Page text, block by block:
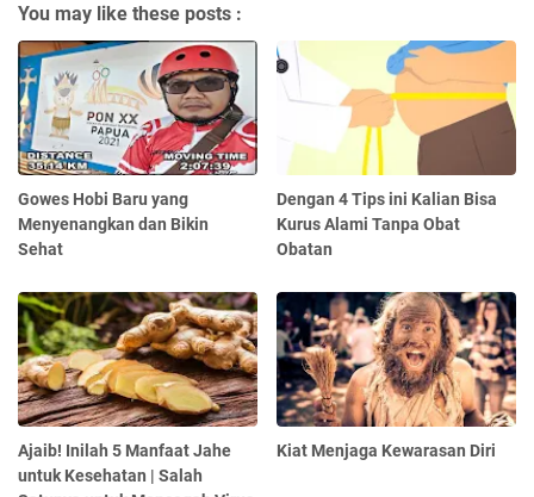
You may like these posts :
Gowes Hobi Baru yang
Menyenangkan dan Bikin
Sehat
Dengan 4 Tips ini Kalian Bisa
Kurus Alami Tanpa Obat
Obatan
Ajaib! Inilah 5 Manfaat Jahe
untuk Kesehatan | Salah
Kiat Menjaga Kewarasan Diri